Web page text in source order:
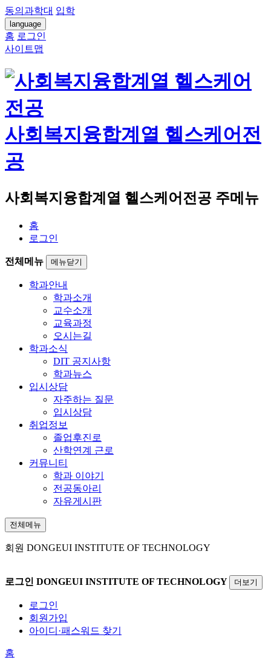
동의과학대 입학
language
홈 로그인
사이트맵
사회복지융합계열 헬스케어전
공
사회복지융합계열 헬스케어전공 주메뉴
홈
로그인
전체메뉴 메뉴닫기
학과안내
학과소개
교수소개
교육과정
오시는길
학과소식
DIT 공지사항
학과뉴스
입시상담
자주하는 질문
입시상담
취업정보
졸업후진로
산학연계 근로
커뮤니티
학과 이야기
전공동아리
자유게시판
전체메뉴
회원 DONGEUI INSTITUTE OF TECHNOLOGY
로그인 DONGEUI INSTITUTE OF TECHNOLOGY 더보기
로그인
회원가입
아이디·패스워드 찾기
홈